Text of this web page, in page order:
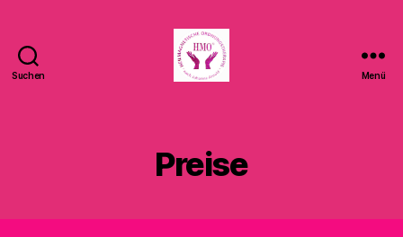
Suchen
Kraft"
Seelenschule
Menü
Preise